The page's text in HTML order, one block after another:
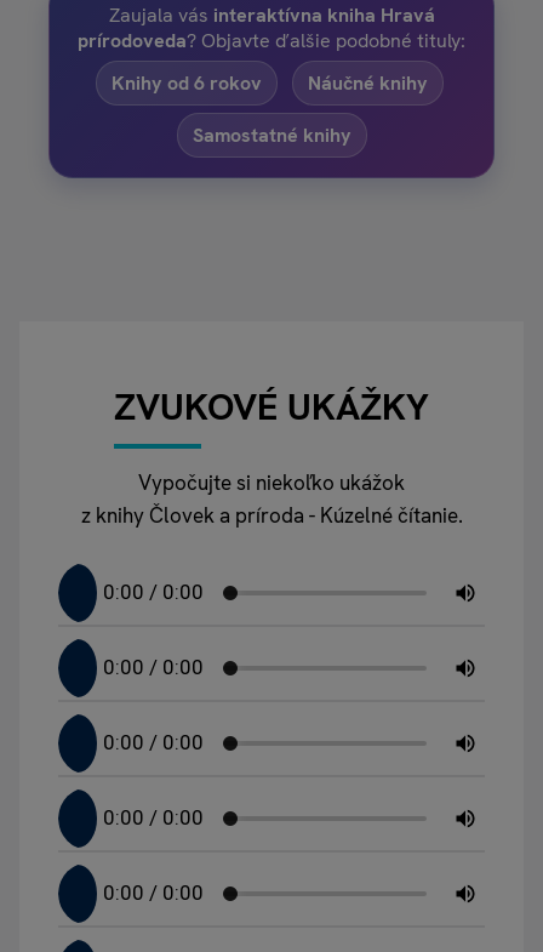
Zaujala vás interaktívna kniha Hravá
prírodoveda? Objavte ďalšie podobné tituly:
Knihy od 6 rokov
Náučné knihy
Samostatné knihy
ZVUKOVÉ UKÁŽKY
Vypočujte si niekoľko ukážok
z knihy Človek a príroda - Kúzelné čítanie.